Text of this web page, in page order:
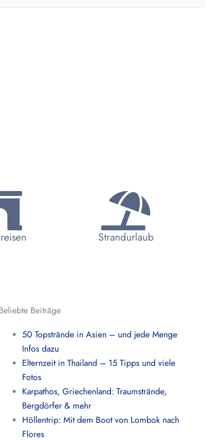
Strandurlaub
Beiträge
50 Topstrände in Asien – und jede Menge
Infos dazu
Elternzeit in Thailand – 15 Tipps und viele
Fotos
Karpathos, Griechenland: Traumstrände,
Bergdörfer & mehr
Höllentrip: Mit dem Boot von Lombok nach
Flores